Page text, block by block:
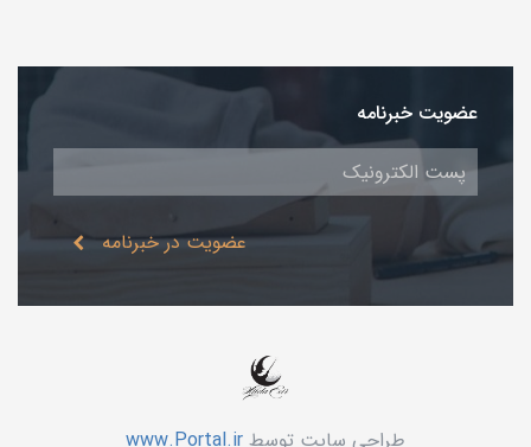
عضویت خبرنامه
عضویت در خبرنامه
طراحی سایت توسط www.Portal.ir